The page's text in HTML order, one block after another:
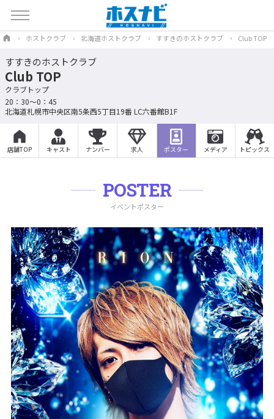
ホストクラブ 北海道ホストクラブ すすきのホストクラブ Club TOP
すすきのホストクラブ
Club TOP
クラブトップ
20：30～0：45
北海道札幌市中央区南5条西5丁目19番 LC六番館B1F
店舗TOP キャスト ナンバー 求人 ポスター メディア トピックス
POSTER
イベントポスター